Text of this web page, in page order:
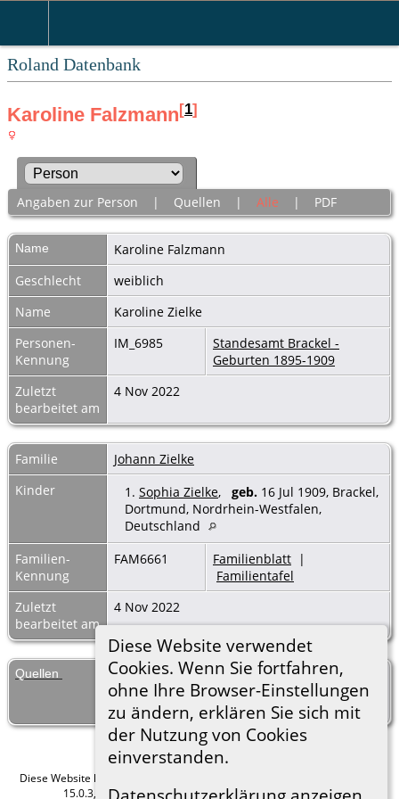
Roland Datenbank
Diese Website verwendet
Cookies. Wenn Sie fortfahren,
ohne Ihre Browser-Einstellungen
zu ändern, erklären Sie sich mit
der Nutzung von Cookies
einverstanden.
Karoline Falzmann[1]
Angaben zur Person | Quellen | Alle | PDF
Name Karoline Falzmann
Geschlecht
weiblich
Name
Karoline Zielke
Personen-
Kennung
IM_6985
Standesamt Brackel -
Geburten 1895-1909
Zuletzt
bearbeitet am
4 Nov 2022
Familie
Johann Zielke
Kinder
1. Sophia Zielke, geb. 16 Jul 1909, Brackel,
Dortmund, Nordrhein-Westfalen,
Deutschland
Familien-
Kennung
FAM6661 Familienblatt |
Familientafel
Zuletzt
bearbeitet am
4 Nov 2022
Quellen [S1] Geburtenregister Brackel, (1895-
1909), 16 Jul 1909, 1909 / 311
(Verlässlichkeit: 3).
Diese Website läuft mit
15.0.3, programmiert von Darrin Lythgoe © 2001-2026.